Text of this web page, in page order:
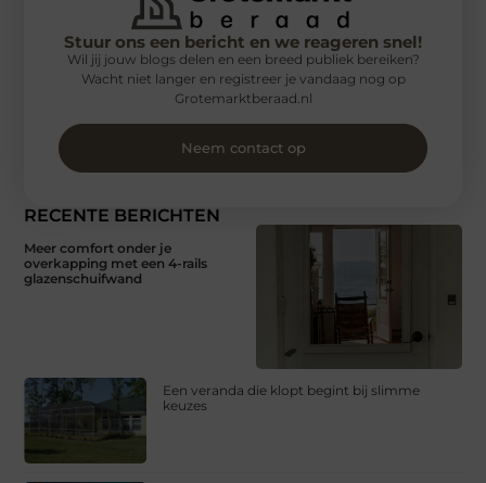
RECENTE BERICHTEN
Meer comfort onder je
overkapping met een 4-rails
glazenschuifwand
Een veranda die klopt begint bij slimme
keuzes
Stuur ons een bericht en we reageren snel!
Wil jij jouw blogs delen en een breed publiek bereiken?
Wacht niet langer en registreer je vandaag nog op
Grotemarktberaad.nl
Neem contact op